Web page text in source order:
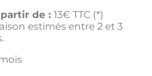
de : 13€ TTC (*)
estimés entre 2 et 3